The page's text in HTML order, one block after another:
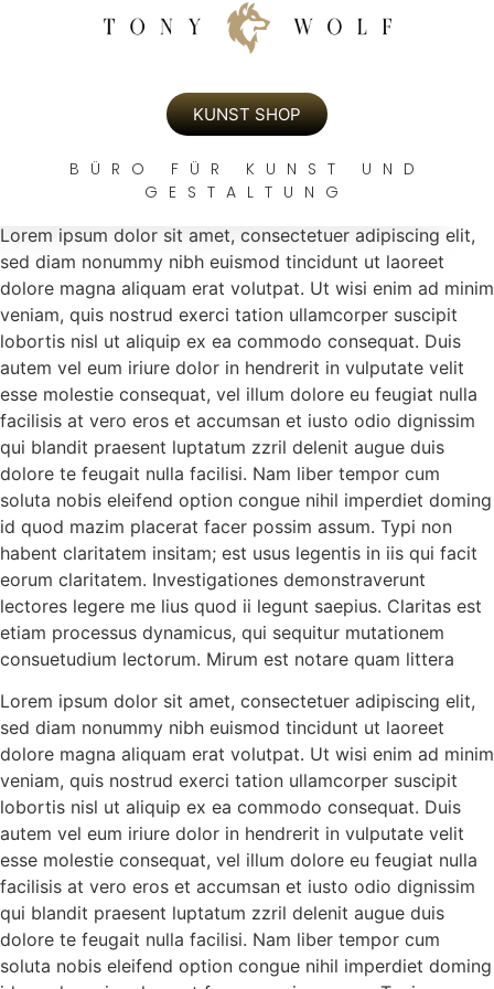
KUNST SHOP
BÜRO FÜR KUNST UND
GESTALTUNG
CHARLIE FRENCH
Lorem ipsum dolor sit amet, consectetuer adipiscing elit,
sed diam nonummy nibh euismod tincidunt ut laoreet
dolore magna aliquam erat volutpat. Ut wisi enim ad minim
veniam, quis nostrud exerci tation ullamcorper suscipit
lobortis nisl ut aliquip ex ea commodo consequat. Duis
autem vel eum iriure dolor in hendrerit in vulputate velit
esse molestie consequat, vel illum dolore eu feugiat nulla
facilisis at vero eros et accumsan et iusto odio dignissim
qui blandit praesent luptatum zzril delenit augue duis
dolore te feugait nulla facilisi. Nam liber tempor cum
soluta nobis eleifend option congue nihil imperdiet doming
id quod mazim placerat facer possim assum. Typi non
habent claritatem insitam; est usus legentis in iis qui facit
eorum claritatem. Investigationes demonstraverunt
lectores legere me lius quod ii legunt saepius. Claritas est
etiam processus dynamicus, qui sequitur mutationem
consuetudium lectorum. Mirum est notare quam littera
Lorem ipsum dolor sit amet, consectetuer adipiscing elit,
sed diam nonummy nibh euismod tincidunt ut laoreet
dolore magna aliquam erat volutpat. Ut wisi enim ad minim
veniam, quis nostrud exerci tation ullamcorper suscipit
lobortis nisl ut aliquip ex ea commodo consequat. Duis
autem vel eum iriure dolor in hendrerit in vulputate velit
esse molestie consequat, vel illum dolore eu feugiat nulla
facilisis at vero eros et accumsan et iusto odio dignissim
qui blandit praesent luptatum zzril delenit augue duis
dolore te feugait nulla facilisi. Nam liber tempor cum
soluta nobis eleifend option congue nihil imperdiet doming